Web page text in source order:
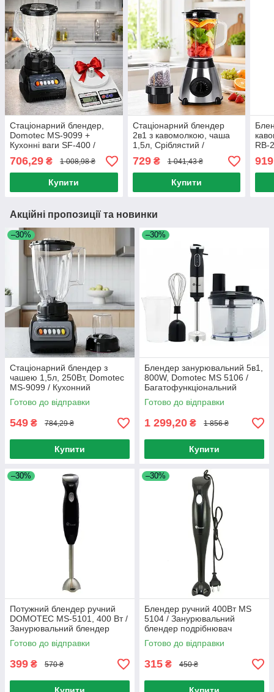
Стаціонарний блендер,
Domotec MS-9099 +
Кухонні ваги SF-400 /
Кухонний подрібнювач з
кавомолкою
706,29 ₴ 1 008,98 ₴
Купити
Стаціонарний блендер
2в1 з кавомолкою, чаша
1,5л, Сріблястий /
Блендер подрібнювач /
Блендер для смузі
729₴ 1 041,43 ₴
Купити
RB-
919
Акційні пропозиції та новинки
–30%
Стаціонарний блендер з
чашею 1,5л, 250Вт, Domotec
MS-9099 / Кухонний
подрібнювач з кавомолкою
Готово до відправки
549 ₴ 784,29 ₴
Купити
–30%
Блендер занурювальний 5в1,
800W, Domotec MS 5106 /
Багатофункціональний
подрібнювач / Міні комбайн
Готово до відправки
1 299,20 ₴ 1 856 ₴
Купити
–30%
Потужний блендер ручний
DOMOTEC MS-5101, 400 Вт /
Занурювальний блендер
Готово до відправки
399 ₴ 570 ₴
–30%
Блендер ручний 400Вт MS
5104 / Занурювальний
блендер подрібнювач
Готово до відправки
315 ₴ 450 ₴